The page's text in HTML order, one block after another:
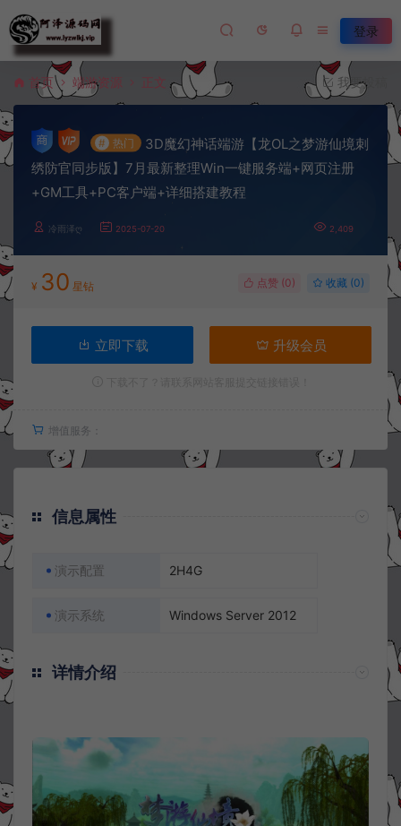
登录
首页 端游资源 正文 我要投稿
# 热门
3D魔幻神话端游【龙OL之梦游仙境刺
绣防官同步版】7月最新整理Win一键服务端+网页注册
+GM工具+PC客户端+详细搭建教程
冷雨泽ღ 2025-07-20 2,409
¥ 30 星钻 点赞 (0) 收藏 (0)
立即下载 升级会员
增值服务：
信息属性
演示配置 2H4G
演示系统 Windows Server 2012
详情介绍